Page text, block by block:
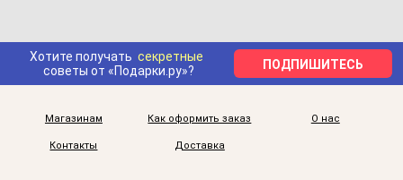
Хотите получать секретные
советы от «Подарки.ру»?
ПОДПИШИТЕСЬ
Магазинам Как оформить заказ О нас
Контакты Доставка